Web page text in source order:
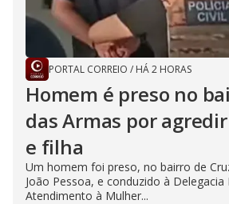
PORTAL CORREIO / HÁ 2 HORAS
Homem é preso no
das Armas por
e filha
Um homem foi preso, no bairro de
João Pessoa, e conduzido à Delegacia
Atendimento à Mulher...